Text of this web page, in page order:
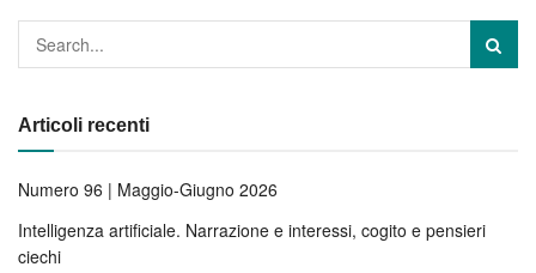
Articoli recenti
Numero 96 | Maggio-Giugno 2026
Intelligenza artificiale. Narrazione e interessi, cogito e pensieri
ciechi